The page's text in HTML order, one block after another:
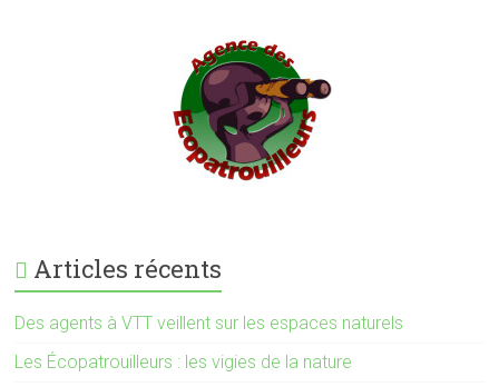
Articles récents
Des agents à VTT veillent sur les espaces naturels
Les Écopatrouilleurs : les vigies de la nature